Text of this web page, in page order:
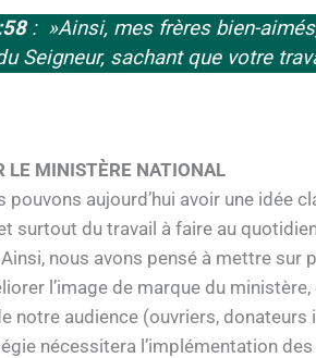
: »Ainsi, mes frères bien-
Seigneur, sachant que votre
LE MINISTÈRE NATIONAL
pouvons aujourd’hui avoir une
surtout du travail à faire au
nous avons pensé à mettre
l’image de marque du
notre audience (ouvriers,
nécessitera l’implémentation